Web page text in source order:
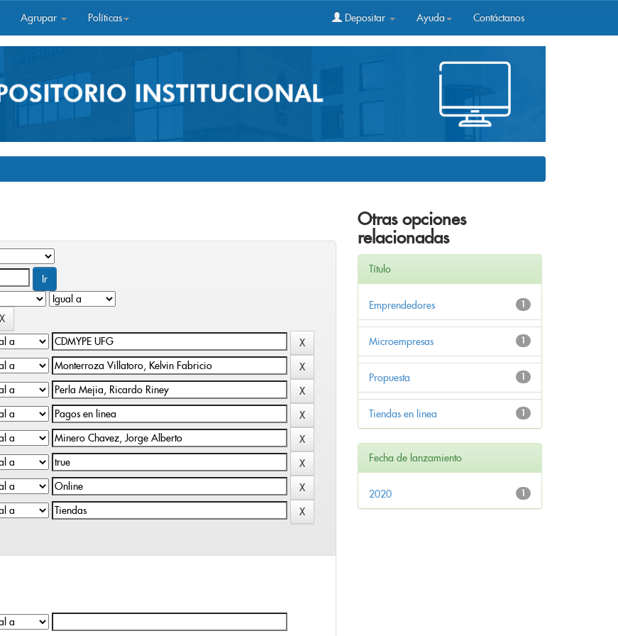
Agrupar Políticas Depositar Ayuda Contáctanos
Otras opciones
relacionadas
Título
1
Emprendedores
1
Microempresas
1
Propuesta
1
Tiendas en linea
Fecha de lanzamiento
1
2020